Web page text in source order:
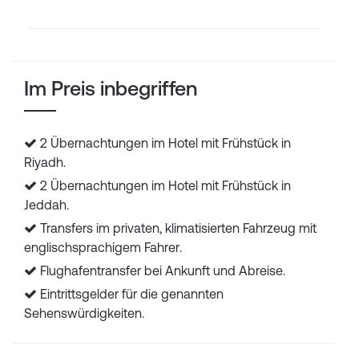
Im Preis inbegriffen
2 Übernachtungen im Hotel mit Frühstück in
Riyadh.
2 Übernachtungen im Hotel mit Frühstück in
Jeddah.
Transfers im privaten, klimatisierten Fahrzeug mit
englischsprachigem Fahrer.
Flughafentransfer bei Ankunft und Abreise.
Eintrittsgelder für die genannten
Sehenswürdigkeiten.